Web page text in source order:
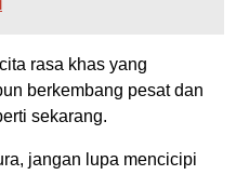
rasa khas yang
berkembang pesat dan
sekarang.
jangan lupa mencicipi